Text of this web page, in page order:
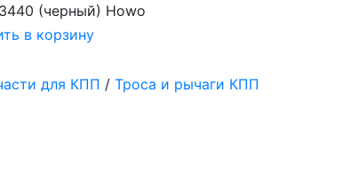
(черный) Howo
в корзину
для КПП / Троса и рычаги КПП